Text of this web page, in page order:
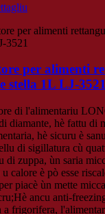
per alimenti
stella 1L LJ-3521
di l'alimentariu
diamante, hè fattu di
hè sicuru è
di sigillatura cù
di zuppa, ùn saria
u calore è pò esse
piacè ùn mette
ancu anti-
a frigorifera,